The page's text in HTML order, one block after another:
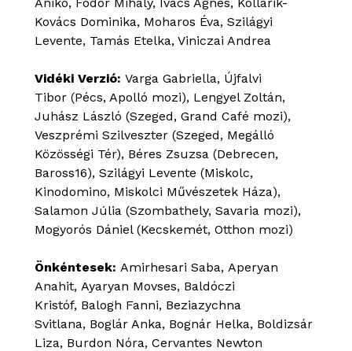
Kovács Dominika, Moharos Éva, Szilágyi
Levente, Tamás Etelka, Viniczai Andrea
Vidéki Verzió: Varga Gabriella, Újfalvi
Tibor (Pécs, Apolló mozi), Lengyel Zoltán,
Juhász László (Szeged, Grand Café mozi),
Veszprémi Szilveszter (Szeged, Megálló
Közösségi Tér), Béres Zsuzsa (Debrecen,
Baross16), Szilágyi Levente (Miskolc,
Kinodomino, Miskolci Művészetek Háza),
Salamon Júlia (Szombathely, Savaria mozi),
Mogyorós Dániel (Kecskemét, Otthon mozi)
Önkéntesek: Amirhesari Saba, Aperyan
Anahit, Ayaryan Movses, Baldóczi
Kristóf, Balogh Fanni, Beziazychna
Svitlana, Boglár Anka, Bognár Helka, Boldizsár
Liza, Burdon Nóra, Cervantes Newton